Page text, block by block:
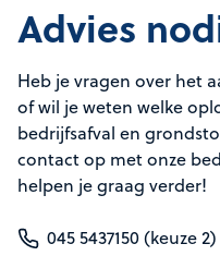
Advies
Heb je vragen over het
of wil je weten welke
bedrijfsafval en
contact op met onze
helpen je graag verder!
045 5437150 (keuze 2)